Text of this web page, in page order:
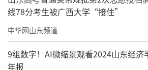
线78分考生被广西大学“接住”
中华网山东频道
9组数字！AI微缩景观看2024山东经济
年报